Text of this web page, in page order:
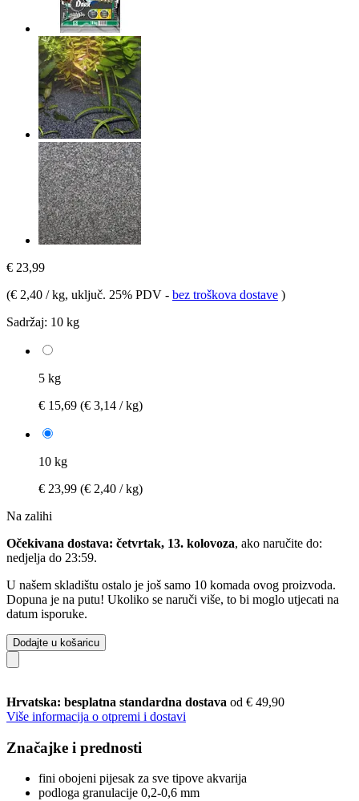
€ 23,99
(€ 2,40 / kg, uključ. 25% PDV - bez troškova dostave )
Sadržaj: 10 kg
5 kg
€ 15,69 (€ 3,14 / kg)
10 kg
€ 23,99 (€ 2,40 / kg)
Na zalihi
Očekivana dostava: četvrtak, 13. kolovoza, ako naručite do:
nedjelja do 23:59.
U našem skladištu ostalo je još samo 10 komada ovog proizvoda.
Dopuna je na putu! Ukoliko se naruči više, to bi moglo utjecati na
datum isporuke.
Dodajte u košaricu
Hrvatska: besplatna standardna dostava od € 49,90
Više informacija o otpremi i dostavi
Značajke i prednosti
fini obojeni pijesak za sve tipove akvarija
podloga granulacije 0,2-0,6 mm